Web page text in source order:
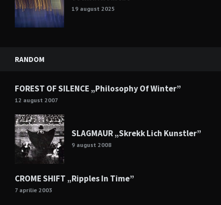
19 august 2025
RANDOM
FOREST OF SILENCE „Philosophy Of Winter”
12 august 2007
SLAGMAUR „Skrekk Lich Kunstler”
9 august 2008
CROME SHIFT „Ripples In Time”
7 aprilie 2003